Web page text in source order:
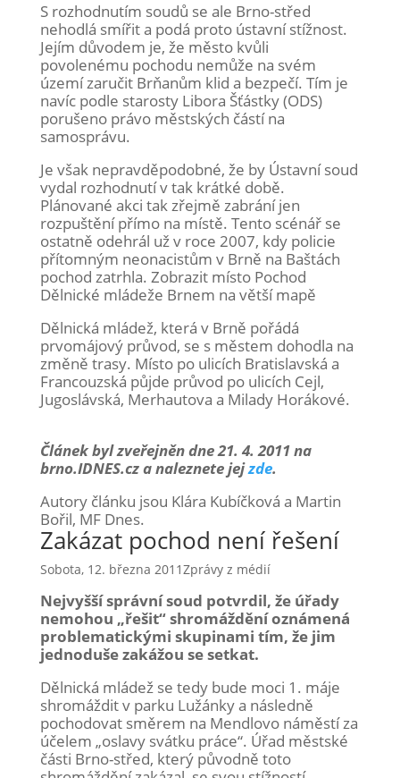
S rozhodnutím soudů se ale Brno-střed
nehodlá smířit a podá proto ústavní stížnost.
Jejím důvodem je, že město kvůli
povolenému pochodu nemůže na svém
území zaručit Brňanům klid a bezpečí. Tím je
navíc podle starosty Libora Šťástky (ODS)
porušeno právo městských částí na
samosprávu.
Je však nepravděpodobné, že by Ústavní soud
vydal rozhodnutí v tak krátké době.
Plánované akci tak zřejmě zabrání jen
rozpuštění přímo na místě. Tento scénář se
ostatně odehrál už v roce 2007, kdy policie
přítomným neonacistům v Brně na Baštách
pochod zatrhla. Zobrazit místo Pochod
Dělnické mládeže Brnem na větší mapě
Dělnická mládež, která v Brně pořádá
prvomájový průvod, se s městem dohodla na
změně trasy. Místo po ulicích Bratislavská a
Francouzská půjde průvod po ulicích Cejl,
Jugoslávská, Merhautova a Milady Horákové.
Článek byl zveřejněn dne 21. 4. 2011 na
brno.IDNES.cz a naleznete jejzde.
Autory článku jsou Klára Kubíčková a Martin
Bořil, MF Dnes.
Zakázat pochod není řešení
Sobota, 12. března 2011Zprávy z médií
Nejvyšší správní soud potvrdil, že úřady
nemohou „řešit“ shromáždění oznámená
problematickými skupinami tím, že jim
jednoduše zakážou se setkat.
Dělnická mládež se tedy bude moci 1. máje
shromáždit v parku Lužánky a následně
pochodovat směrem na Mendlovo náměstí za
účelem „oslavy svátku práce“. Úřad městské
části Brno-střed, který původně toto